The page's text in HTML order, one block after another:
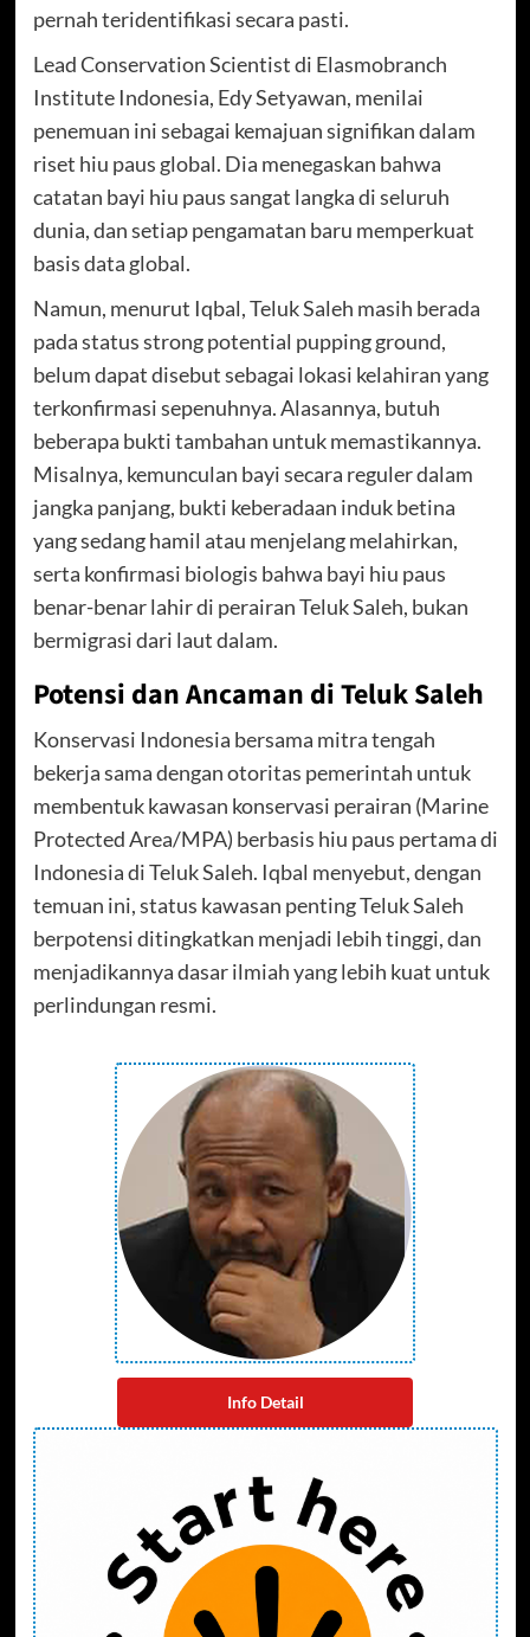
pernah teridentifikasi secara pasti.
Lead Conservation Scientist di Elasmobranch
Institute Indonesia, Edy Setyawan, menilai
penemuan ini sebagai kemajuan signifikan dalam
riset hiu paus global. Dia menegaskan bahwa
catatan bayi hiu paus sangat langka di seluruh
dunia, dan setiap pengamatan baru memperkuat
basis data global.
Namun, menurut Iqbal, Teluk Saleh masih berada
pada status strong potential pupping ground,
belum dapat disebut sebagai lokasi kelahiran yang
terkonfirmasi sepenuhnya. Alasannya, butuh
beberapa bukti tambahan untuk memastikannya.
Misalnya, kemunculan bayi secara reguler dalam
jangka panjang, bukti keberadaan induk betina
yang sedang hamil atau menjelang melahirkan,
serta konfirmasi biologis bahwa bayi hiu paus
benar-benar lahir di perairan Teluk Saleh, bukan
bermigrasi dari laut dalam.
Potensi dan Ancaman di Teluk Saleh
Konservasi Indonesia bersama mitra tengah
bekerja sama dengan otoritas pemerintah untuk
membentuk kawasan konservasi perairan (Marine
Protected Area/MPA) berbasis hiu paus pertama di
Indonesia di Teluk Saleh. Iqbal menyebut, dengan
temuan ini, status kawasan penting Teluk Saleh
berpotensi ditingkatkan menjadi lebih tinggi, dan
menjadikannya dasar ilmiah yang lebih kuat untuk
perlindungan resmi.
Info Detail